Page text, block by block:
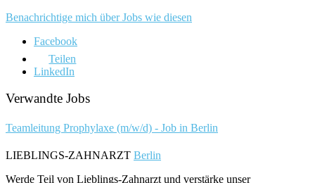
Benachrichtige mich über Jobs wie diesen
Facebook
Teilen
LinkedIn
Verwandte Jobs
Teamleitung Prophylaxe (m/w/d) - Job in Berlin
LIEBLINGS-ZAHNARZT Berlin
Werde Teil von Lieblings-Zahnarzt und verstärke unser